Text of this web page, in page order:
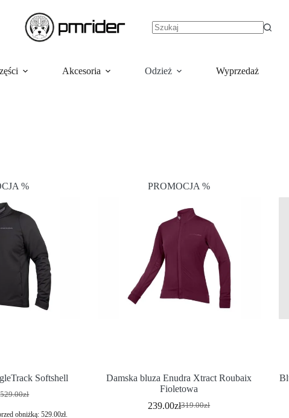
Akcesoria Odzież Wyprzedaż
%
Softshell
529.00zł
obniżką: 529.00zł.
PROMOCJA %
Damska bluza Enudra Xtract Roubaix
Fioletowa
319.00zł
239.00zł